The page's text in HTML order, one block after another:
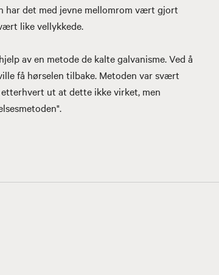
har det med jevne mellomrom vært gjort
like vellykkede.
av en metode de kalte galvanisme. Ved å
få hørselen tilbake. Metoden var svært
ut at dette ikke virket, men